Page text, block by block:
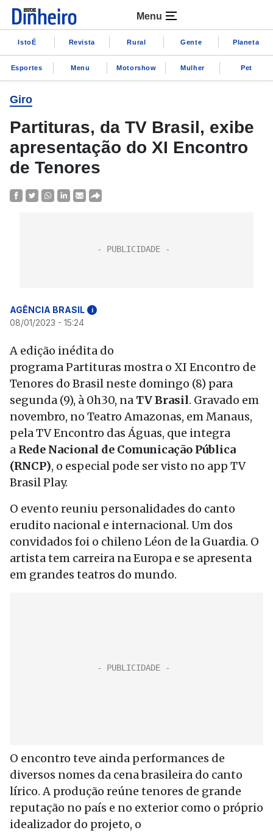
Menu
IstoÉ Revista Rural Gente Planeta
Esportes Menu Motorshow Mulher Pet
Giro
Partituras, da TV Brasil, exibe
apresentação do XI Encontro
de Tenores
AGÊNCIA BRASIL i
08/01/2023 - 15:24
A edição inédita do
programa Partituras mostra o XI Encontro de
Tenores do Brasil neste domingo (8) para
segunda (9), à 0h30, na TV Brasil. Gravado em
novembro, no Teatro Amazonas, em Manaus,
pela TV Encontro das Águas, que integra
a Rede Nacional de Comunicação Pública
(RNCP), o especial pode ser visto no app TV
Brasil Play.
O evento reuniu personalidades do canto
erudito nacional e internacional. Um dos
convidados foi o chileno Léon de la Guardia. O
artista tem carreira na Europa e se apresenta
em grandes teatros do mundo.
O encontro teve ainda performances de
diversos nomes da cena brasileira do canto
lírico. A produção reúne tenores de grande
reputação no país e no exterior como o próprio
idealizador do projeto, o